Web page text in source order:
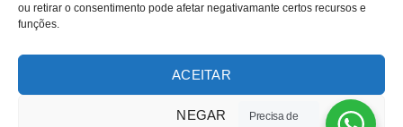
ou retirar o consentimento pode afetar negativamante certos recursos e
funções.
ACEITAR
NEGAR
Precisa de